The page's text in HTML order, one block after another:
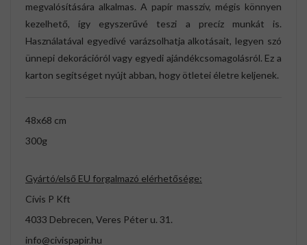
megvalósítására alkalmas. A papír masszív, mégis könnyen
kezelhető, így egyszerűvé teszi a precíz munkát is.
Használatával egyedivé varázsolhatja alkotásait, legyen szó
ünnepi dekorációról vagy egyedi ajándékcsomagolásról. Ez a
karton segítséget nyújt abban, hogy ötletei életre keljenek.
48x68 cm
300g
Gyártó/első EU forgalmazó elérhetősége:
Cívis P Kft
4033 Debrecen, Veres Péter u. 31.
info@civispapir.hu